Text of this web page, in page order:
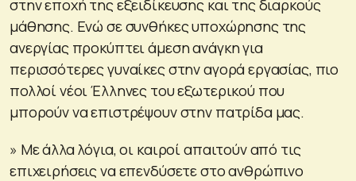
στην εποχή της εξειδίκευσης και της διαρκούς
μάθησης. Ενώ σε συνθήκες υποχώρησης της
ανεργίας προκύπτει άμεση ανάγκη για
περισσότερες γυναίκες στην αγορά εργασίας, πιο
πολλοί νέοι Έλληνες του εξωτερικού που
μπορούν να επιστρέψουν στην πατρίδα μας.
» Με άλλα λόγια, οι καιροί απαιτούν από τις
επιχειρήσεις να επενδύσετε στο ανθρώπινο